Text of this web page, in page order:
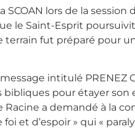
lors de la
le Saint-Esprit
fut préparé pour
intitulé PRENEZ
bibliques pour étayer
Racine a demandé à la
foi et d’espoir » qui «